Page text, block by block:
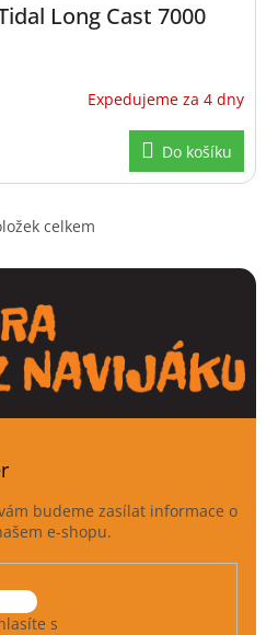
Long Cast 7000
Expedujeme za 4 dny
Do košíku
O
l
d
a
c
í
r
v
ý
p
i
s
u
celkem
budeme zasílat informace o
e-shopu.
s